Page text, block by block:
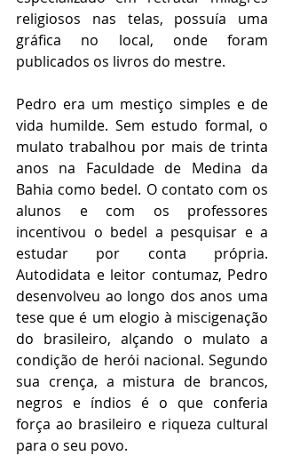
religiosos nas telas, possuía uma
gráfica no local, onde foram
publicados os livros do mestre.
Pedro era um mestiço simples e de
vida humilde. Sem estudo formal, o
mulato trabalhou por mais de trinta
anos na Faculdade de Medina da
Bahia como bedel. O contato com os
alunos e com os professores
incentivou o bedel a pesquisar e a
estudar por conta própria.
Autodidata e leitor contumaz, Pedro
desenvolveu ao longo dos anos uma
tese que é um elogio à miscigenação
do brasileiro, alçando o mulato a
condição de herói nacional. Segundo
sua crença, a mistura de brancos,
negros e índios é o que conferia
força ao brasileiro e riqueza cultural
para o seu povo.